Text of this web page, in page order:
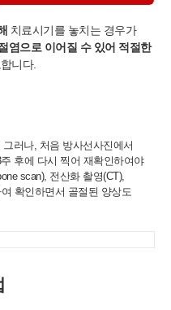
치료시기를 놓치는 경우가
염으로 이어질 수 있어 적절한
합니다.
러나, 처음 방사선사진에서
후에 다시 찍어 재확인하여야
scan), 전산화 촬영(CT),
확인하면서 골절된 양상도